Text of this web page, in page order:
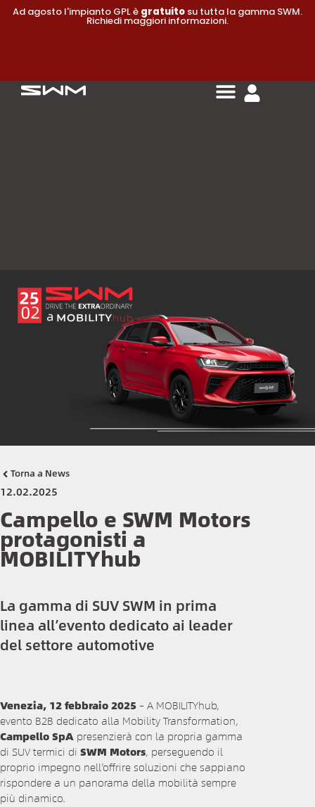
Ad agosto l'impianto GPL è gratuito su tutta la gamma SWM.
Richiedi maggiori informazioni.
Torna a News
12.02.2025
Campello e SWM Motors
protagonisti a
MOBILITYhub
La gamma di SUV SWM in prima
linea all’evento dedicato ai leader
del settore automotive
Venezia, 12 febbraio 2025 – A MOBILITYhub,
evento B2B dedicato alla Mobility Transformation,
Campello SpA presenzierà con la propria gamma
di SUV termici di SWM Motors, perseguendo il
proprio impegno nell’offrire soluzioni che sappiano
rispondere a un panorama della mobilità sempre
più dinamico.